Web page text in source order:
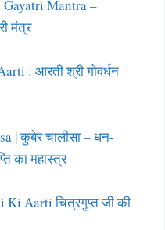
Mantra –
मंत्र
: आरती श्री गोवर्धन
| कुबेर चालीसा – धन-
का महास्त्र
Ki Aarti चित्रगुप्त जी की